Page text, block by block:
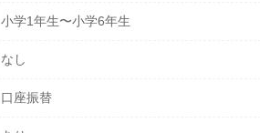
小学1年生〜小学6年生
なし
口座振替